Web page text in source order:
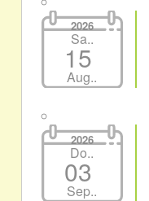
2026
Sa..
15
Aug..
2026
Do..
03
Sep..